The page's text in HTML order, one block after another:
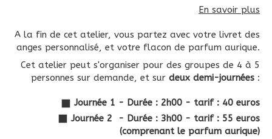
En savoir plus
A la fin de cet atelier, vous partez avec votre livret des
anges personnalisé, et votre flacon de parfum aurique.
Cet atelier peut s'organiser pour des groupes de 4 à 5
personnes sur demande, et sur deux demi-journées :
Journée 1 - Durée : 2h00 - tarif : 40 euros
Journée 2 - Durée : 3h00 - tarif : 55 euros
(comprenant le parfum aurique)